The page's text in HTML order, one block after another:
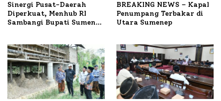
Sinergi Pusat-Daerah
Diperkuat, Menhub RI
Sambangi Bupati Sumenep
BREAKING NEWS – Kapal
Penumpang Terbakar di
Utara Sumenep